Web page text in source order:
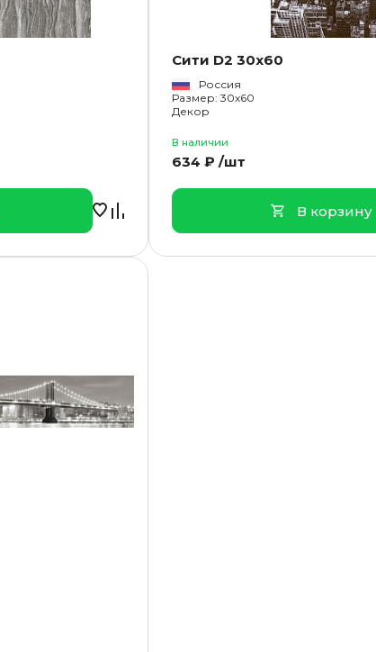
Сити D2 30x60
Россия
Размер: 30x60
Декор
В наличии
634 ₽ /шт
В корзину